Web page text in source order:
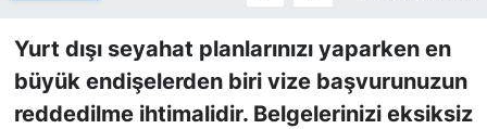
Yurt dışı seyahat planlarınızı yaparken en
büyük endişelerden biri vize başvurunuzun
reddedilme ihtimalidir. Belgelerinizi eksiksiz
SEKTÖR